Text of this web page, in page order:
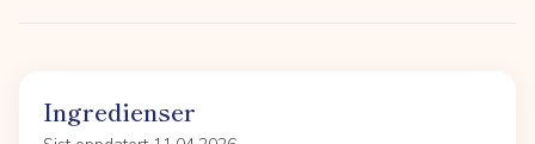
Ingredienser